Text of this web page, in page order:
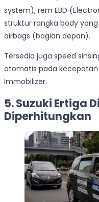
system), rem EBD
struktur rangka body yang
airbags (bagian depan).
Tersedia juga speed
otomatis pada
Immobilizer.
5. Suzuki Ertiga
Diperhitungkan